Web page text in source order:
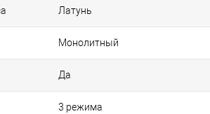
Латунь
Монолитный
Да
3 режима